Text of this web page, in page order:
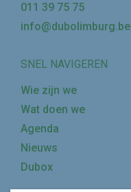
011 39 75 75
info@dubolimburg.be
SNEL NAVIGEREN
Wie zijn we
Wat doen we
Agenda
Nieuws
Dubox